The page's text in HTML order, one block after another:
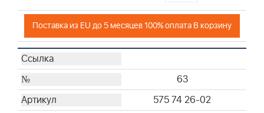
Поставка из EU до 5 месяцев 100% оплата В корзину
63
575 74 26-02